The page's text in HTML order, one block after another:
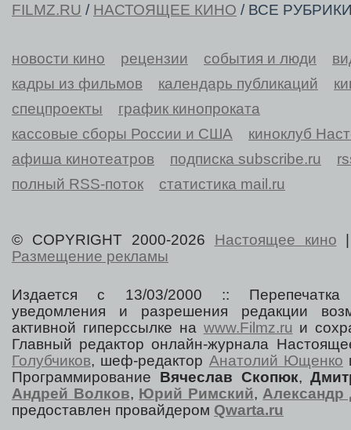
FILMZ.RU / НАСТОЯЩЕЕ КИНО / ВСЕ
новости кино рецензии события и люди
кадры из фильмов
календарь публикаций
спецпроекты
график кинопроката
кассовые сборы России и США
киноклуб
афиша кинотеатров
подписка subscribe.ru
полный RSS-поток
статистика mail.ru
© COPYRIGHT 2000-2026 Настоящее кино
Размещение рекламы
Издается с 13/03/2000 :: Перепечатка
уведомления и разрешения редакции
активной гиперссылке на www.Filmz.ru и
Главный редактор онлайн-журнала
Голубчиков, шеф-редактор Анатолий Ющенко
Программирование Вячеслав Скопюк,
Андрей Волков, Юрий Римский,Александр
предоставлен провайдером Qwarta.ru